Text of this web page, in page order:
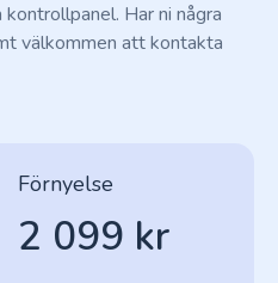
Har ni några
välkommen att kontakta
Förnyelse
2 099 kr